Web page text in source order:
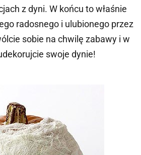
z dyni. W końcu to właśnie
radosnego i ulubionego przez
sobie na chwilę zabawy i w
swoje dynie!